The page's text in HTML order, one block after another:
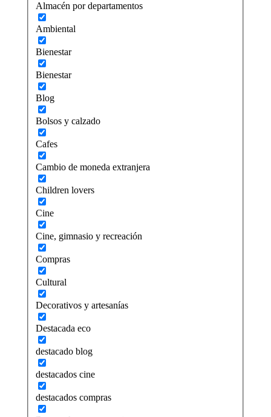
Almacén por departamentos
Ambiental
Bienestar
Bienestar
Blog
Bolsos y calzado
Cafes
Cambio de moneda extranjera
Children lovers
Cine
Cine, gimnasio y recreación
Compras
Cultural
Decorativos y artesanías
Destacada eco
destacado blog
destacados cine
destacados compras